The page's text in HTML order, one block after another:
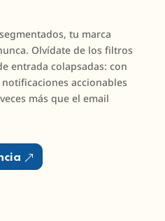
tu marca
Olvídate de los filtros
entrada colapsadas: con
accionables
más que el email